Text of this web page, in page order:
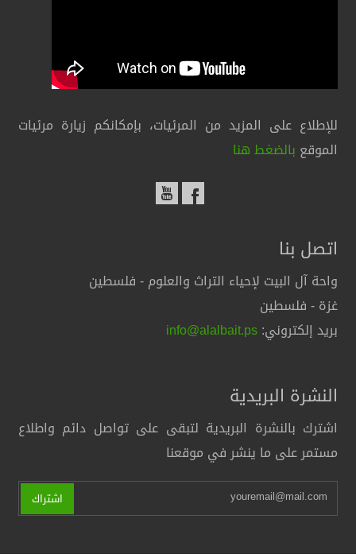
للإطلاع على المزيد من المرئيات، بإمكانكم زيارة مرئيات
الموقع بالضغط هنا
اتصل بنا
واحة آل البيت لإحياء التراث والعلوم - فلسطين
غزة - فلسطين
بريد إلكتروني:info@alalbait.ps
النشرة البريدية
اشترك بالنشرة البريدية لتبقى على تواصل دائم واطلاع
مستمر على ما ينشر في موقعنا